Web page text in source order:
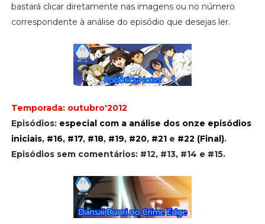
bastará clicar diretamente nas imagens ou no número
correspondente à análise do episódio que desejas ler.
Temporada: outubro'2012
Episódios: especial com a análise dos onze episódios
iniciais, #16, #17, #18, #19, #20, #21e #22 (Final).
Episódios sem comentários: #12, #13, #14 e #15.